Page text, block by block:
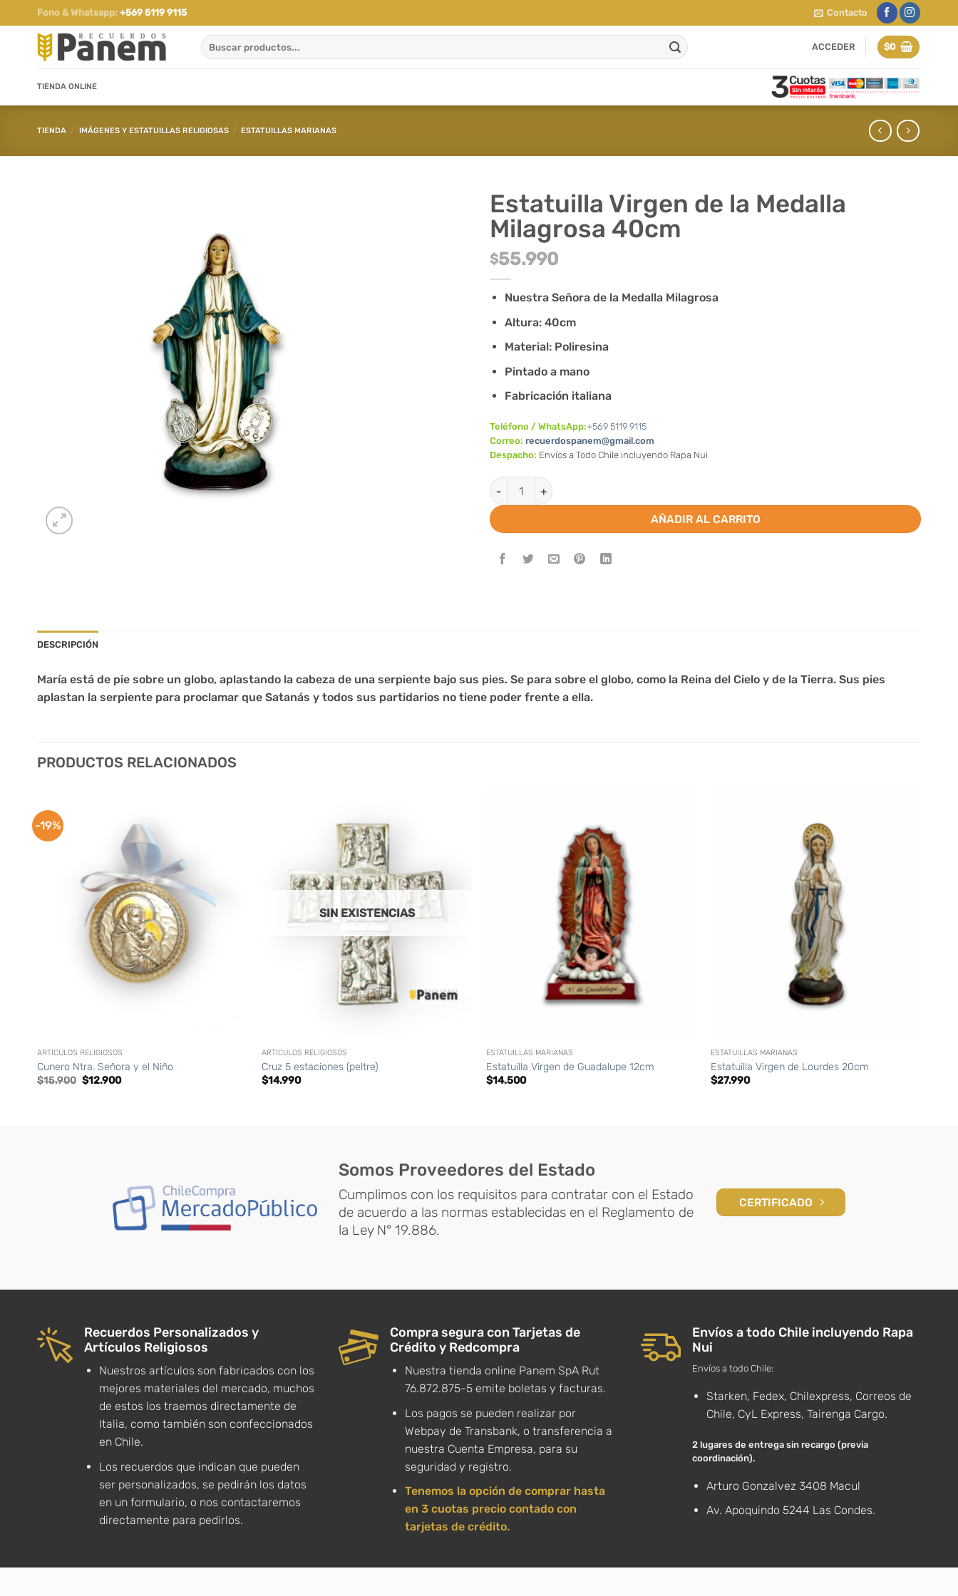
al
contenido
Fono & Whatsapp: +569 5119 9115 Contacto
Buscar
por:
ACCEDER $0
TIENDA ONLINE
TIENDA / IMÁGENES Y ESTATUILLAS RELIGIOSAS / ESTATUILLAS MARIANAS
Estatuilla Virgen de la Medalla
Milagrosa 40cm
$55.990
Nuestra Señora de la Medalla Milagrosa
Altura: 40cm
Material: Poliresina
Pintado a mano
Fabricación italiana
Teléfono / WhatsApp:+569 5119 9115
Correo: recuerdospanem@gmail.com
Despacho: Envíos a Todo Chile incluyendo Rapa Nui
Estatuilla Virgen de la Medalla Milagrosa 40cm cantidad
AÑADIR AL CARRITO
DESCRIPCIÓN
María está de pie sobre un globo, aplastando la cabeza de una serpiente bajo sus pies. Se para sobre el globo, como la Reina del Cielo y de la Tierra. Sus pies
aplastan la serpiente para proclamar que Satanás y todos sus partidarios no tiene poder frente a ella.
PRODUCTOS RELACIONADOS
-19%
ARTÍCULOS RELIGIOSOS
Cunero Ntra. Señora y el Niño
$15.900 El
$12.900El
SIN EXISTENCIAS
ARTÍCULOS RELIGIOSOS
Cruz 5 estaciones (peltre)
$14.990
ESTATUILLAS MARIANAS
Estatuilla Virgen de Guadalupe 12cm
$14.500
ESTATUILLAS MARIANAS
Estatuilla Virgen de Lourdes 20cm
$27.990
Somos Proveedores del Estado
Cumplimos con los requisitos para contratar con el Estado
de acuerdo a las normas establecidas en el Reglamento de
la Ley N° 19.886.
CERTIFICADO
Recuerdos Personalizados y
Artículos Religiosos
Nuestros artículos son fabricados con los
mejores materiales del mercado, muchos
de estos los traemos directamente de
Italia, como también son confeccionados
en Chile.
Los recuerdos que indican que pueden
ser personalizados, se pedirán los datos
en un formulario, o nos contactaremos
directamente para pedirlos.
Compra segura con Tarjetas de
Crédito y Redcompra
Nuestra tienda online Panem SpA Rut
76.872.875-5 emite boletas y facturas.
Los pagos se pueden realizar por
Webpay de Transbank, o transferencia a
nuestra Cuenta Empresa, para su
seguridad y registro.
Tenemos la opción de comprar hasta
en 3 cuotas precio contado con
tarjetas de crédito.
Envíos a todo Chile incluyendo Rapa
Nui
Envíos a todo Chile:
Starken, Fedex, Chilexpress, Correos de
Chile, CyL Express, Tairenga Cargo.
2 lugares de entrega sin recargo (previa
coordinación).
Arturo Gonzalvez 3408 Macul
Av. Apoquindo 5244 Las Condes.